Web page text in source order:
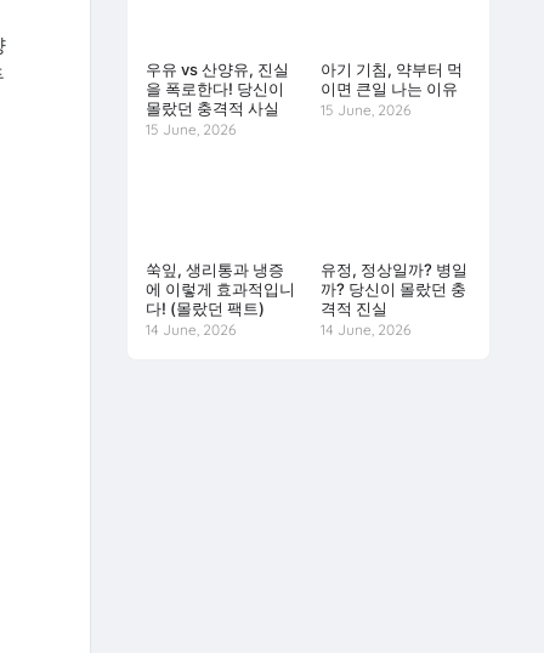
우유 vs 산양유, 진실
을 폭로한다! 당신이
몰랐던 충격적 사실
15 June, 2026
아기 기침, 약부터 먹
이면 큰일 나는 이유
15 June, 2026
쑥잎, 생리통과 냉증
에 이렇게 효과적입니
다! (몰랐던 팩트)
14 June, 2026
유정, 정상일까? 병일
까? 당신이 몰랐던 충
격적 진실
14 June, 2026